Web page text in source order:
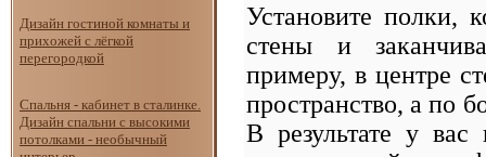
Дизайн гостиной комнаты и
прихожей с лёгкой
перегородкой
Спальня - кабинет в сталинке.
Дизайн спальни с высокими
потолками - необычный
Установите полки,
стены и
примеру, в центре
пространство, а по
В результате у вас